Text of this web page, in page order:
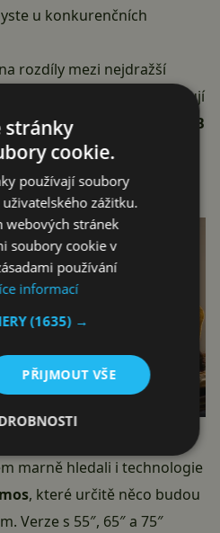
u konkurenčních
rozdíly mezi nejdražší
a 98″ model totiž disponují
jádry Cortex-A73 a 3GB
zbytek řady má jen 2 GB),
lépe. Je škoda, že stejné
rodinky.
marně hledali i technologie
, které určitě něco budou
Verze s 55″, 65″ a 75″
stránky
cookie.
používají soubory
zážitku.
webových stránek
soubory cookie v
používání
informací
(1635) →
PŘIJMOUT VŠE